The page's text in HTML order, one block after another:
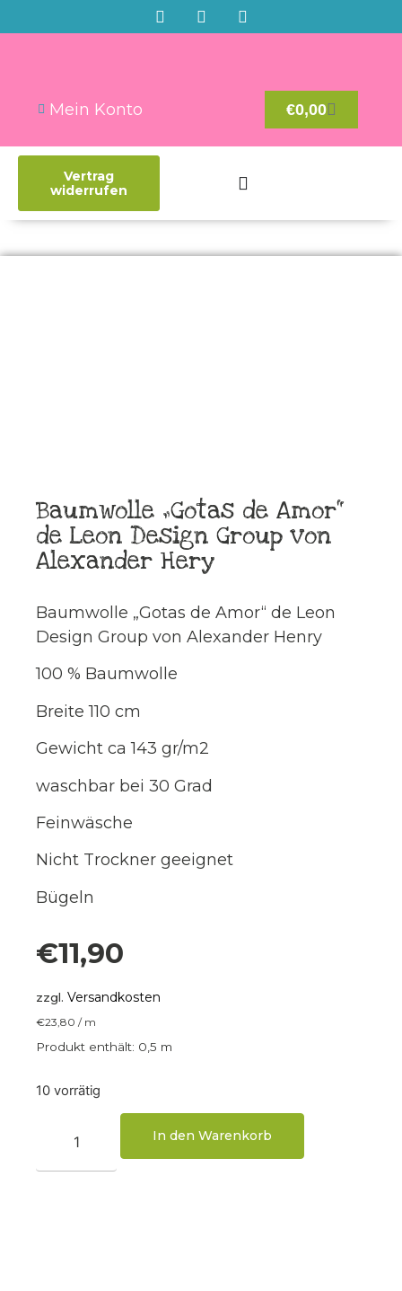
Mein Konto €0,00
Vertrag
widerrufen
Baumwolle „Gotas de Amor“
de Leon Design Group von
Alexander Hery
Baumwolle „Gotas de Amor“ de Leon
Design Group von Alexander Henry
100 % Baumwolle
Breite 110 cm
Gewicht ca 143 gr/m2
waschbar bei 30 Grad
Feinwäsche
Nicht Trockner geeignet
Bügeln
€11,90
zzgl. Versandkosten
€23,80 / m
Produkt enthält: 0,5 m
10 vorrätig
In den Warenkorb